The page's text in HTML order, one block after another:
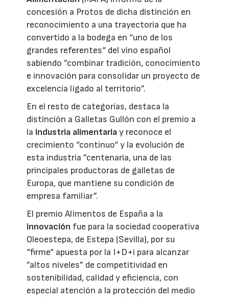
concesión a Protos de dicha distinción en
reconocimiento a una trayectoria que ha
convertido a la bodega en “uno de los
grandes referentes“ del vino español
sabiendo ”combinar tradición, conocimiento
e innovación para consolidar un proyecto de
excelencia ligado al territorio”.
En el resto de categorías, destaca la
distinción a Galletas Gullón con el premio a
la industria alimentariay reconoce el
crecimiento “continuo“ y la evolución de
esta industria ”centenaria, una de las
principales productoras de galletas de
Europa, que mantiene su condición de
empresa familiar”.
El premio Alimentos de España a la
innovación fue para la sociedad cooperativa
Oleoestepa, de Estepa (Sevilla), por su
“firme“ apuesta por la I+D+i para alcanzar
”altos niveles” de competitividad en
sostenibilidad, calidad y eficiencia, con
especial atención a la protección del medio